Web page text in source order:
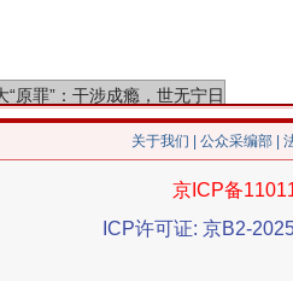
关于我们 公众采编部
京ICP备
ICP许可证: 京B2-